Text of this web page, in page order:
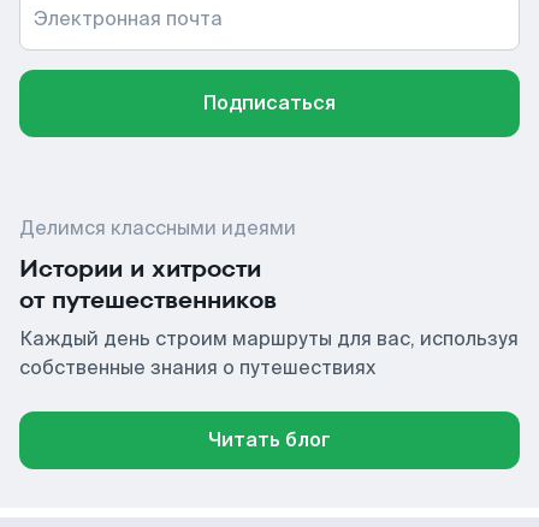
Электронная почта
Подписаться
Делимся классными идеями
Истории и хитрости
от путешественников
Каждый день строим маршруты для вас, используя
собственные знания о путешествиях
Читать блог